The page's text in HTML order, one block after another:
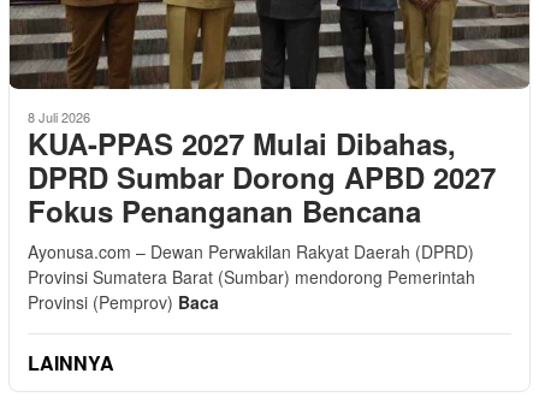
8 Juli 2026
KUA-PPAS 2027 Mulai Dibahas,
DPRD Sumbar Dorong APBD 2027
Fokus Penanganan Bencana
Ayonusa.com – Dewan Perwakilan Rakyat Daerah (DPRD)
Provinsi Sumatera Barat (Sumbar) mendorong Pemerintah
Provinsi (Pemprov) Baca
LAINNYA